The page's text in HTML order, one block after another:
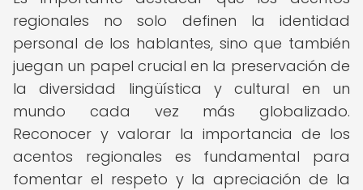
regionales no solo definen la identidad
personal de los hablantes, sino que también
juegan un papel crucial en la preservación de
la diversidad lingüística y cultural en un
mundo cada vez más globalizado.
Reconocer y valorar la importancia de los
acentos regionales es fundamental para
fomentar el respeto y la apreciación de la